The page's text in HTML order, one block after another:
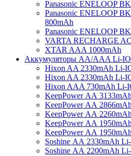
Panasonic ENELOOP
Panasonic ENELOOP
800mAh
Panasonic ENELOOP
VARTA RECHARGE
XTAR AAA 1000mAh
Аккумуляторы АА/AAA Li-
Hixon AA 2330mAh Li-
Hixon AA 2330mAh Li-
Hixon AAA 730mAh Li-
KeepPower АА
KeepPower АА
KeepPower АА
KeepPower АА
KeepPower АА
Soshine АА 2330mAh
Soshine АА 2200mAh